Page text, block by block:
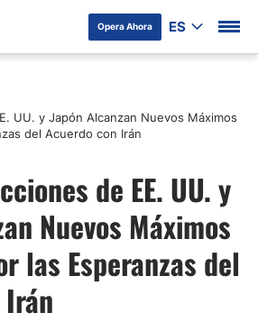
Opera Ahora ES
UU. y Japón Alcanzan Nuevos Máximos
del Acuerdo con Irán
de EE. UU. y
Nuevos Máximos
las Esperanzas del